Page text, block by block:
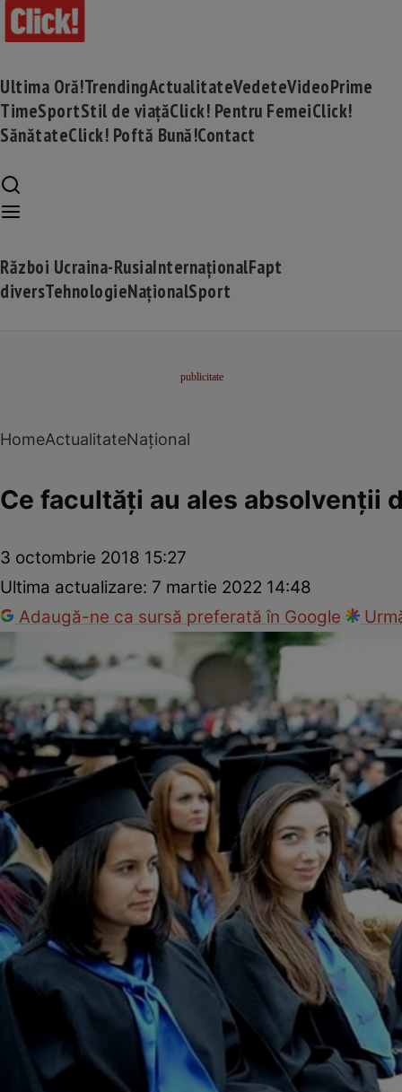
Ultima Oră!TrendingActualitateVedeteVideoPrime
TimeSportStil de viațăClick! Pentru FemeiClick!
SănătateClick! Poftă Bună!Contact
Război Ucraina-RusiaInternaționalFapt
diversTehnologieNaționalSport
HomeActualitateNațional
Ce facultăţi au ales absolvenţii
3 octombrie 2018 15:27
Ultima actualizare: 7 martie 2022 14:48
Adaugă-ne ca sursă preferată în Google